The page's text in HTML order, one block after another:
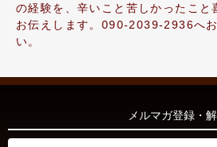
の経験を、辛いこと苦しかったこと
お伝えします。090-2039-2936へ
い。
メルマガ登録・